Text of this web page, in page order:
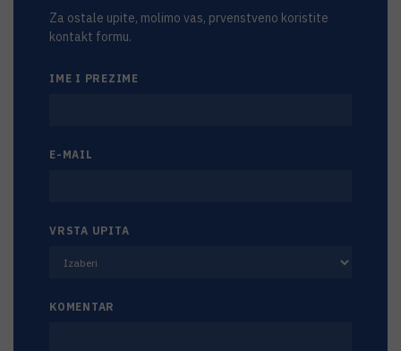
Za ostale upite, molimo vas, prvenstveno koristite
kontakt formu.
IME I PREZIME
E-MAIL
VRSTA UPITA
KOMENTAR